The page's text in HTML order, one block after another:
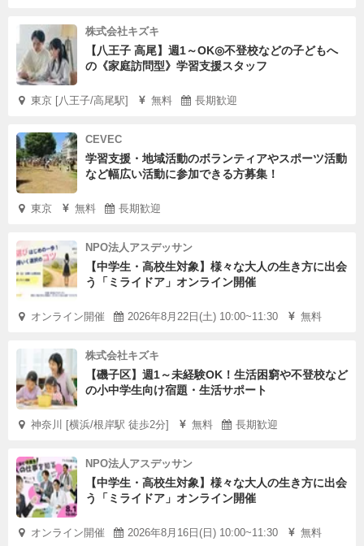
株式会社キズキ
【八王子 高尾】週1～OK◎不登校などの子どもへ
の《家庭訪問型》学習支援スタッフ
東京 [八王子/高尾駅] 無料 長期歓迎
CEVEC
学習支援・地域活動のボランティアやスポーツ活動
など幅広い活動に参加できる方募集！
東京 無料 長期歓迎
NPO法人アスデッサン
【中学生・高校生対象】様々な大人の生き方に出会
う「ミライドア」オンライン開催
オンライン開催 2026年8月22日(土) 10:00~11:30 無料
株式会社キズキ
【磯子区】週1～未経験OK！生活困窮や不登校など
の小中学生向け宿題・生活サポート
神奈川 [横浜/根岸駅 徒歩2分] 無料 長期歓迎
NPO法人アスデッサン
【中学生・高校生対象】様々な大人の生き方に出会
う「ミライドア」オンライン開催
オンライン開催 2026年8月16日(日) 10:00~11:30 無料